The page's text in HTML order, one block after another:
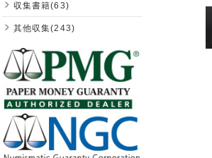
収集書籍(63)
其他収集(243)